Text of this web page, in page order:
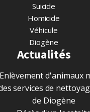
Suicide
Homicide
Véhicule
Diogène
Actualités
Enlèvement d'animaux
services de
de Diogène